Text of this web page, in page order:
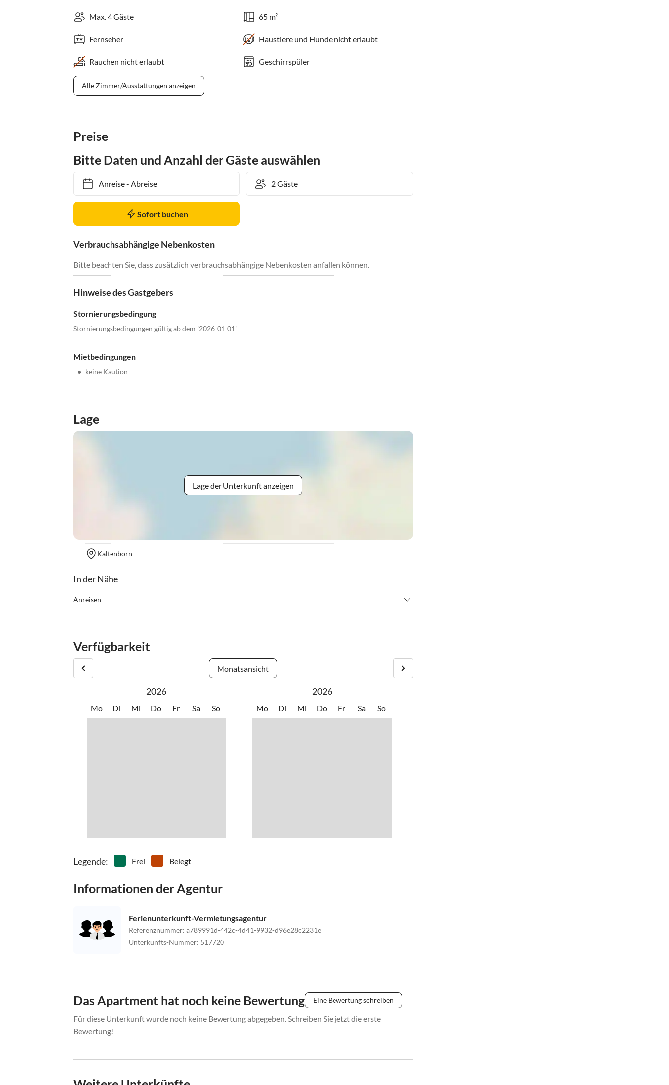
Max. 4 Gäste 65 m²
Fernseher Haustiere und Hunde nicht erlaubt
Rauchen nicht erlaubt Geschirrspüler
Alle Zimmer/Ausstattungen anzeigen
Preise
Bitte Daten und Anzahl der Gäste auswählen
Anreise- Abreise
Sofort buchen
Verbrauchsabhängige Nebenkosten
Bitte beachten Sie, dass zusätzlich verbrauchsabhängige Nebenkosten anfallen können.
Hinweise des Gastgebers
Stornierungsbedingung
Stornierungsbedingungen gültig ab dem '2026-01-01'
Mietbedingungen
• keine Kaution
Lage
Lage der Unterkunft anzeigen
Kaltenborn
In der Nähe
Anreisen
Abreise: bis 10.00 Uhr
Schlüsselübergabe persönlich oder im Schlüsselsafe.
Der Code des Schlüsselsafes wird am Anreisetag zugesendet.
Verfügbarkeit
Monatsansicht
2026
Mo Di Mi Do Fr Sa So
2026
Mo Di Mi Do Fr Sa So
Legende: Frei Belegt
Informationen der Agentur
Ferienunterkunft-Vermietungsagentur
Referenznummer: a789991d-442c-4d41-9932-d96e28c2231e
Unterkunfts-Nummer: 517720
Das Apartment hat noch keine Bewertung Eine Bewertung schreiben
Für diese Unterkunft wurde noch keine Bewertung abgegeben. Schreiben Sie jetzt die erste
Bewertung!